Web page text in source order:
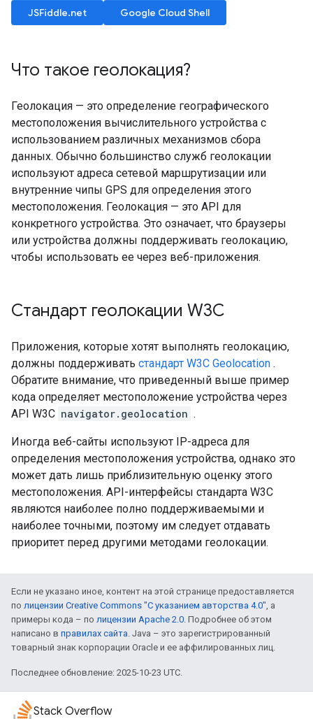
JSFiddle.net Google Cloud Shell
Что такое геолокация?
Геолокация — это определение географического
местоположения вычислительного устройства с
использованием различных механизмов сбора
данных. Обычно большинство служб геолокации
используют адреса сетевой маршрутизации или
внутренние чипы GPS для определения этого
местоположения. Геолокация — это API для
конкретного устройства. Это означает, что браузеры
или устройства должны поддерживать геолокацию,
чтобы использовать ее через веб-приложения.
Стандарт геолокации W3C
Приложения, которые хотят выполнять геолокацию,
должны поддерживать стандарт W3C Geolocation .
Обратите внимание, что приведенный выше пример
кода определяет местоположение устройства через
API W3C navigator.geolocation .
Иногда веб-сайты используют IP-адреса для
определения местоположения устройства, однако это
может дать лишь приблизительную оценку этого
местоположения. API-интерфейсы стандарта W3C
являются наиболее полно поддерживаемыми и
наиболее точными, поэтому им следует отдавать
приоритет перед другими методами геолокации.
Если не указано иное, контент на этой странице предоставляется
по лицензии Creative Commons "С указанием авторства 4.0", а
примеры кода – по лицензии Apache 2.0. Подробнее об этом
написано в правилах сайта. Java – это зарегистрированный
товарный знак корпорации Oracle и ее аффилированных лиц.
Последнее обновление: 2025-10-23 UTC.
Stack Overflow